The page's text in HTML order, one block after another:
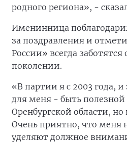
родного региона», -
Именинница
за поздравления и
России» всегда
поколении.
«В партии я с 2003 года, и
для меня - быть полезной
Оренбургской области, но
Очень приятно, что меня
уделяют должное